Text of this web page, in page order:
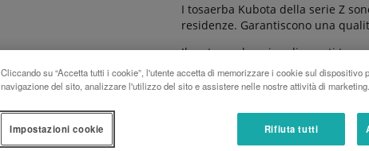
I tosaerba Kubota della serie Z
residenze. Garantiscono una
Il motore a benzina di questi
rende flessibile la guida per un
Il robusto design e l’affidabilità
richiede poca manutenzione.
Cliccando su “Accetta tutti i cookie”, l'utente accetta di memorizzare i cookie sul dispositivo
navigazione del sito, analizzare l'utilizzo del sito e assistere nelle nostre attività di marketing.
Rifiuta tutti
Impostazioni cookie